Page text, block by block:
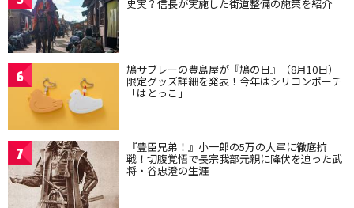
史実？信長が実施した街道整備の施策を紹介
6 鳩サブレーの豊島屋が『鳩の日』（8月10日）
限定グッズ詳細を発表！今年はシリコンポーチ
「はとっこ」
7 『豊臣兄弟！』小一郎の5万の大軍に徹底抗
戦！切腹覚悟で長宗我部元親に降伏を迫った武
将・谷忠澄の生涯